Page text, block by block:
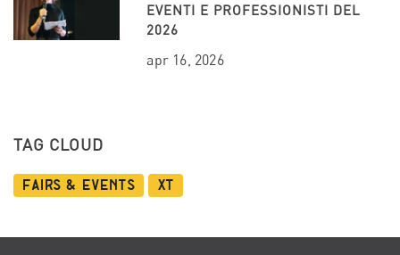
EVENTI E PROFESSIONISTI DEL
2026
apr 16, 2026
TAG CLOUD
Fairs & Events XT